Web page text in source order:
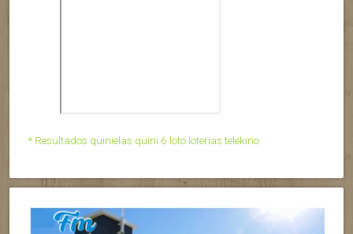
* Resultados quinielas quini 6 loto loterias telekino